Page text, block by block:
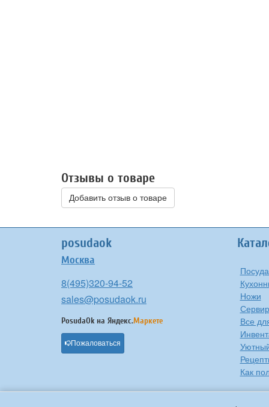
Отзывы о товаре
Добавить отзыв о товаре
posudaok
Москва
8(495)320-94-52
sales@posudaok.ru
PosudaOk на Яндекс.Маркете
Пожаловаться
Ножи
Все
Как